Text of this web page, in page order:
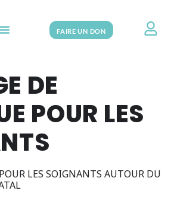
FAIRE UN DON
DE
POUR LES
LES SOIGNANTS AUTOUR DU